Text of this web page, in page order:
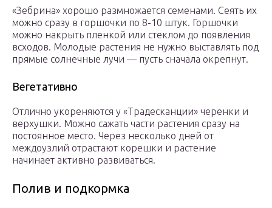
«Зебрина» хорошо размножается семенами. Сеять их
можно сразу в горшочки по 8-10 штук. Горшочки
можно накрыть пленкой или стеклом до появления
всходов. Молодые растения не нужно выставлять под
прямые солнечные лучи — пусть сначала окрепнут.
Вегетативно
Отлично укореняются у «Традесканции» черенки и
верхушки. Можно сажать части растения сразу на
постоянное место. Через несколько дней от
междоузлий отрастают корешки и растение
начинает активно развиваться.
Полив и подкормка